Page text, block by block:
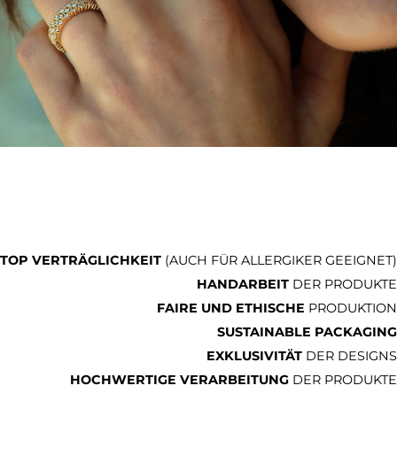
TOP VERTRÄGLICHKEIT (AUCH FÜR ALLERGIKER GEEIGNET)
HANDARBEIT DER PRODUKTE
FAIRE UND ETHISCHE PRODUKTION
SUSTAINABLE PACKAGING
EXKLUSIVITÄT DER DESIGNS
HOCHWERTIGE VERARBEITUNG DER PRODUKTE